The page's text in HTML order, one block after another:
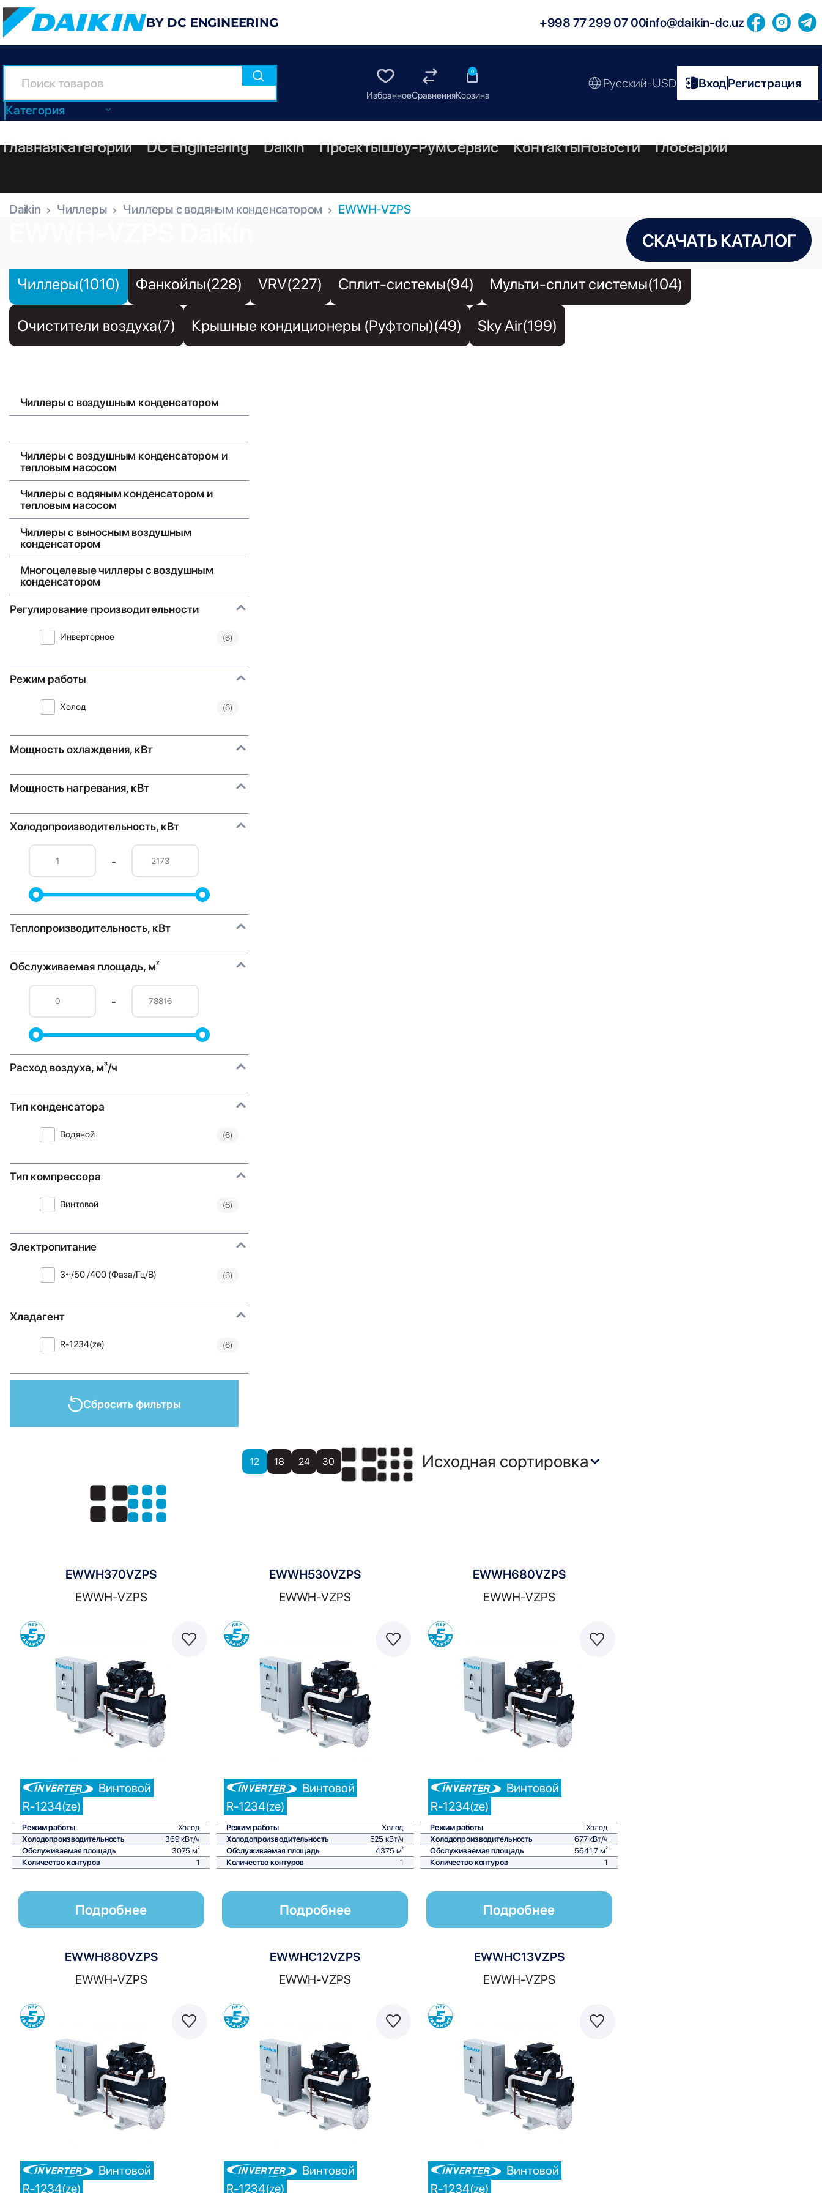
BY DC ENGINEERING +998 77 299 07 00info@daikin-dc.uz
Категория
0
Русский-USD ВходРегистрация
ГлавнаяКатегории DC Engineering Daikin ПроектыШоу-РумСервис КонтактыНовости Глоссарий
Daikin Чиллеры Чиллеры с водяным конденсатором EWWH-VZPS
СКАЧАТЬ КАТАЛОГ
Чиллеры(1010) Фанкойлы(228) VRV(227) Сплит-системы(94) Мульти-сплит системы(104)
Очистители воздуха(7) Крышные кондиционеры (Руфтопы)(49) Sky Air(199)
Чиллеры с воздушным конденсатором
Чиллеры с воздушным конденсатором и
тепловым насосом
Чиллеры с водяным конденсатором и
тепловым насосом
Чиллеры с выносным воздушным
конденсатором
Многоцелевые чиллеры с воздушным
конденсатором
Регулирование производительности
Инверторное (6)
Режим работы
Холод (6)
Мощность охлаждения, кВт
Мощность нагревания, кВт
Холодопроизводительность, кВт
-
Теплопроизводительность, кВт
Обслуживаемая площадь, м²
-
Расход воздуха, м³/ч
Тип конденсатора
Водяной (6)
Тип компрессора
Винтовой (6)
Электропитание
3~/50 /400 (Фаза/Гц/В) (6)
Хладагент
R-1234(ze) (6)
Сбросить фильтры
12 18 24 30
Показать:
EWWH370VZPS
EWWH-VZPS
Сравнить
Винтовой
R-1234(ze)
Режим работы
Холод
Холодопроизводительность
369 кВт/ч
Обслуживаемая площадь
3075 м²
Количество контуров
1
Подробнее
EWWH530VZPS
EWWH-VZPS
Сравнить
Винтовой
R-1234(ze)
Режим работы
Холод
Холодопроизводительность
525 кВт/ч
Обслуживаемая площадь
4375 м²
Количество контуров
1
Подробнее
EWWH680VZPS
EWWH-VZPS
Сравнить
Винтовой
R-1234(ze)
Режим работы
Холод
Холодопроизводительность
677 кВт/ч
Обслуживаемая площадь
5641,7 м²
Количество контуров
1
Подробнее
EWWH880VZPS
EWWH-VZPS
Сравнить
Винтовой
R-1234(ze)
EWWHC12VZPS
EWWH-VZPS
Сравнить
Винтовой
R-1234(ze)
EWWHC13VZPS
EWWH-VZPS
Сравнить
Винтовой
R-1234(ze)